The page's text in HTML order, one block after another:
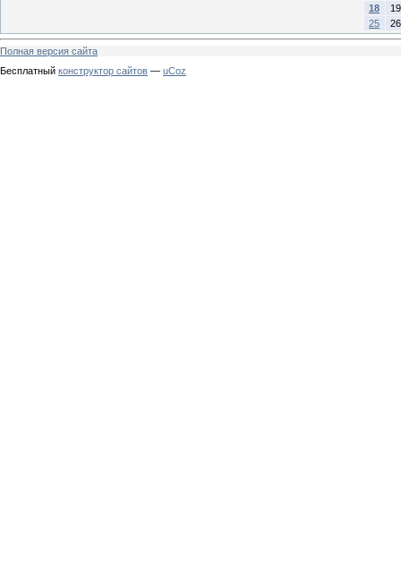
18
19
25
26
Полная версия сайта
Бесплатный конструктор сайтов — uCoz